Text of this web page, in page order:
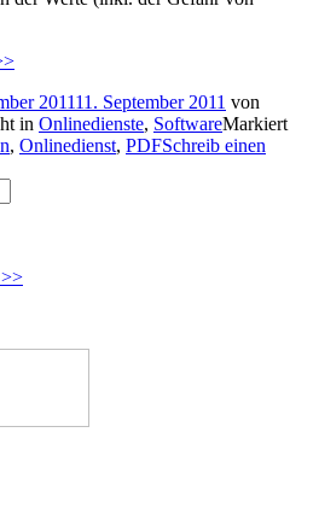
201111. September 2011 von
in Onlinedienste, SoftwareMarkiert
, Onlinedienst, PDFSchreib einen